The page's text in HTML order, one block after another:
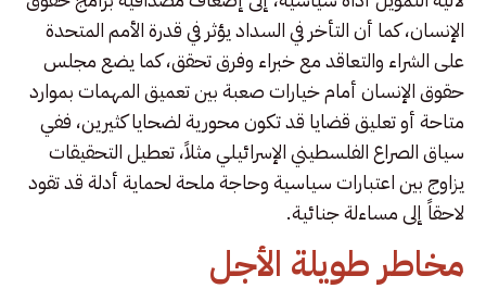
الإنسان، كما أن التأخر في السداد يؤثر في قدرة الأمم المتحدة
على الشراء والتعاقد مع خبراء وفرق تحقق، كما يضع مجلس
حقوق الإنسان أمام خيارات صعبة بين تعميق المهمات بموارد
متاحة أو تعليق قضايا قد تكون محورية لضحايا كثيرين، ففي
سياق الصراع الفلسطيني الإسرائيلي مثلاً، تعطيل التحقيقات
يزاوج بين اعتبارات سياسية وحاجة ملحة لحماية أدلة قد تقود
لاحقاً إلى مساءلة جنائية.
مخاطر طويلة الأجل